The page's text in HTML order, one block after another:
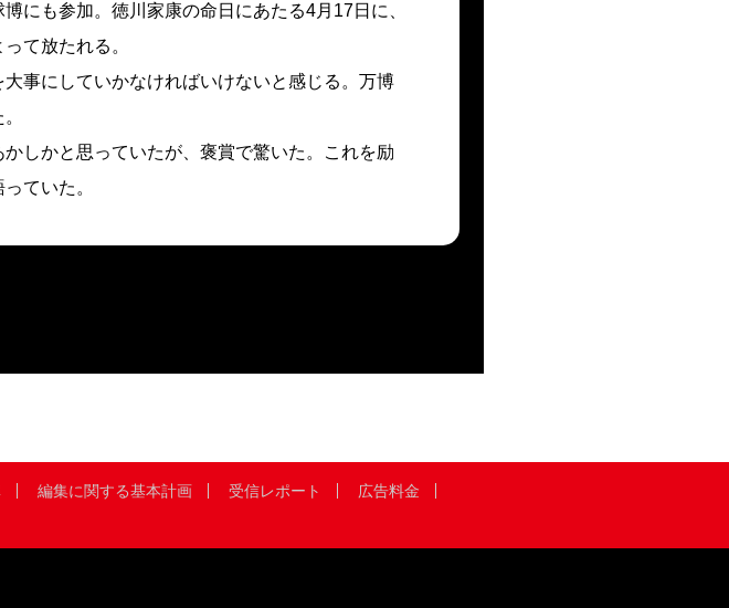
にも参加。徳川家康の命日にあたる4月17日に、
て放たれる。
事にしていかなければいけないと感じる。万博
しかと思っていたが、褒賞で驚いた。これを励
ていた。
編集に関する基本計画 受信レポート
広告料金